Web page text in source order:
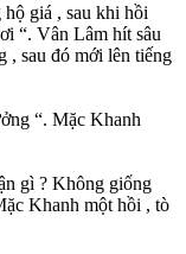
giá , sau khi hồi
“. Vân Lâm hít sâu
, sau đó mới lên tiếng
“. Mặc Khanh
gì ? Không giống
Khanh một hồi , tò